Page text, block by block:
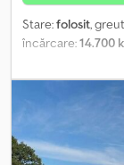
Stare:folosit,
încărcare:14.700
11/2026,
Dotări:
ABS
,
BDF mai multe pe
Perne de aer lungi
Preț pe bucată net